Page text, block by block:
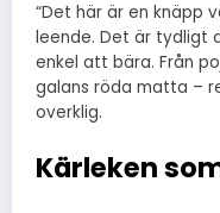
“Det här är en knäpp
leende. Det är tydligt
enkel att bära. Från
galans röda matta –
overklig.
Kärleken